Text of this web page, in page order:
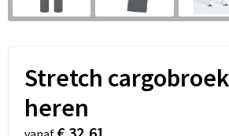
Stretch
heren